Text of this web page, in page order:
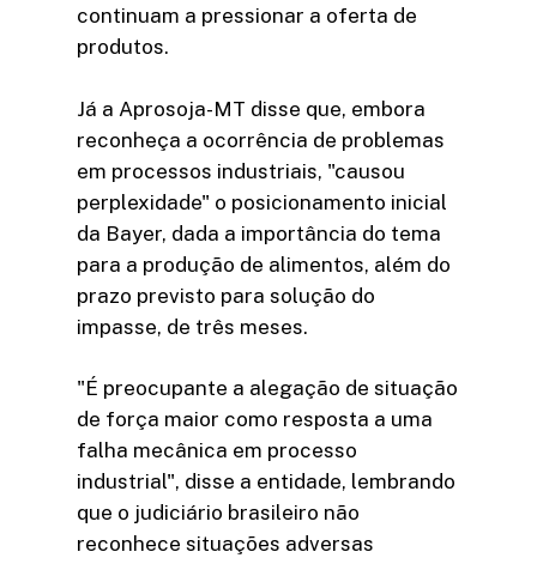
continuam a pressionar a oferta de
produtos.
Já a Aprosoja-MT disse que, embora
reconheça a ocorrência de problemas
em processos industriais, "causou
perplexidade" o posicionamento inicial
da Bayer, dada a importância do tema
para a produção de alimentos, além do
prazo previsto para solução do
impasse, de três meses.
"É preocupante a alegação de situação
de força maior como resposta a uma
falha mecânica em processo
industrial", disse a entidade, lembrando
que o judiciário brasileiro não
reconhece situações adversas